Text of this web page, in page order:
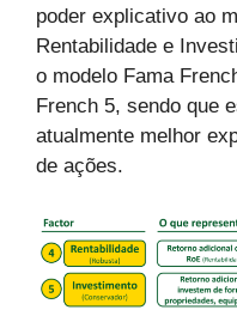
poder explicativo ao
Rentabilidade e
o modelo Fama
French 5, sendo que
atualmente melhor
de ações.